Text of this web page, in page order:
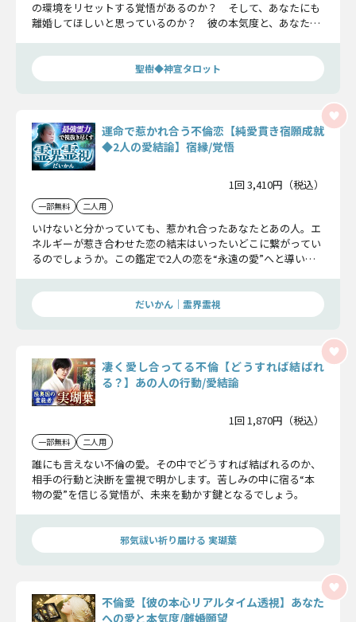
の環境をリセットする覚悟があるのか？ そして、あなたにも
離婚してほしいと思っているのか？ 彼の本気度と、あなたに
聖樹◆神宣タロット
運命で惹かれ合う不倫恋【純愛貫き宿願成就
◆2人の愛結論】宿縁/覚悟
1回 3,410円（税込）
一部無料 二人用
いけないと分かっていても、惹かれ合ったあなたとあの人。エ
ネルギーが惹き合わせた恋の結末はいったいどこに繋がってい
るのでしょうか。この鑑定で2人の恋を“永遠の愛”へと導いて
だいかん｜霊界霊視
凄く愛し合ってる不倫【どうすれば結ばれ
る？】あの人の行動/愛結論
1回 1,870円（税込）
一部無料 二人用
誰にも言えない不倫の愛。その中でどうすれば結ばれるのか、
相手の行動と決断を霊視で明かします。苦しみの中に宿る“本
物の愛”を信じる覚悟が、未来を動かす鍵となるでしょう。
邪気祓い祈り届ける 実瑚葉
不倫愛【彼の本心リアルタイム透視】あなた
への愛と本気度/離婚願望